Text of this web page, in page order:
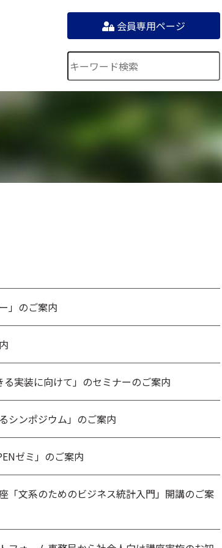
会員専用ページ
」のご案内
る実装に向けて」のセミナーのご案内
シンポジウム」のご案内
ゼミ」のご案内
「文系のためのビジネス統計入門」開講のご案